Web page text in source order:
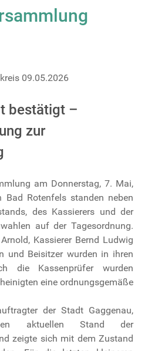
09.05.2026
bestätigt –
zur
am Donnerstag, 7. Mai,
Rotenfels standen neben
des Kassierers und der
auf der Tagesordnung.
Kassierer Bernd Ludwig
und Beisitzer wurden in ihren
die Kassenprüfer wurden
eine ordnungsgemäße
der Stadt Gaggenau,
aktuellen Stand der
zeigte sich mit dem Zustand